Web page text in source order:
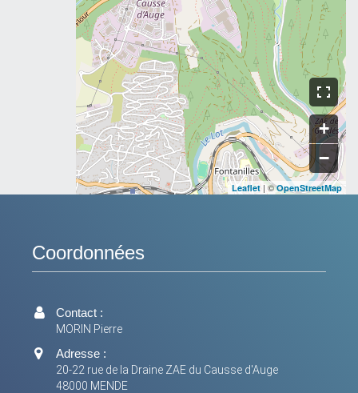
+
−
Leaflet| ©OpenStreetMap
Coordonnées
Contact :
MORIN Pierre
Adresse :
20-22 rue de la Draine ZAE du Causse d'Auge
48000 MENDE